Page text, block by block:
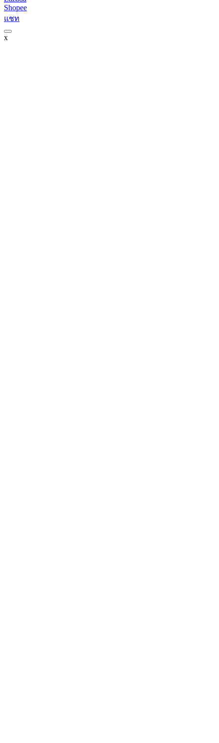
Shopee
แชท
x